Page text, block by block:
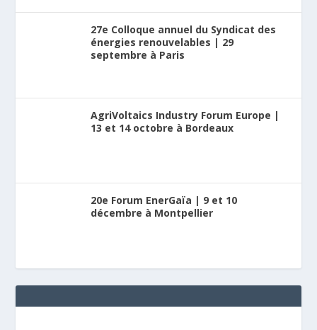
27e Colloque annuel du Syndicat des
énergies renouvelables | 29
septembre à Paris
AgriVoltaics Industry Forum Europe |
13 et 14 octobre à Bordeaux
20e Forum EnerGaïa | 9 et 10
décembre à Montpellier